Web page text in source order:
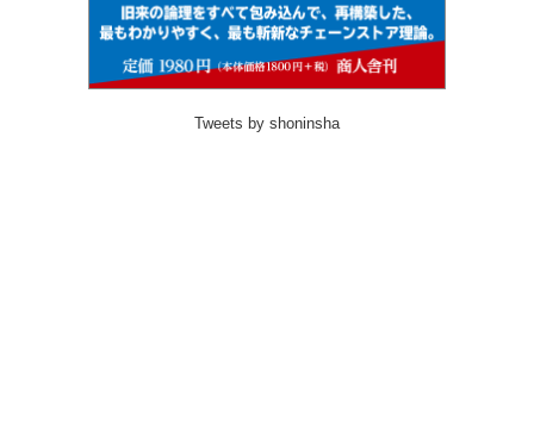
Tweets by shoninsha